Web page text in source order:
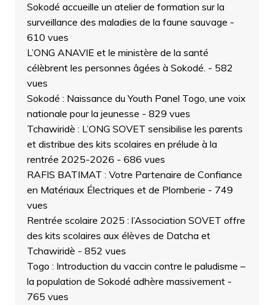
Sokodé accueille un atelier de formation sur la
surveillance des maladies de la faune sauvage -
610 vues
L’ONG ANAVIE et le ministère de la santé
célèbrent les personnes âgées à Sokodé. - 582
vues
Sokodé : Naissance du Youth Panel Togo, une voix
nationale pour la jeunesse - 829 vues
Tchawiridè : L’ONG SOVET sensibilise les parents
et distribue des kits scolaires en prélude à la
rentrée 2025-2026 - 686 vues
RAFIS BATIMAT : Votre Partenaire de Confiance
en Matériaux Électriques et de Plomberie - 749
vues
Rentrée scolaire 2025 : l’Association SOVET offre
des kits scolaires aux élèves de Datcha et
Tchawiridè - 852 vues
Togo : Introduction du vaccin contre le paludisme –
la population de Sokodé adhère massivement-
765 vues